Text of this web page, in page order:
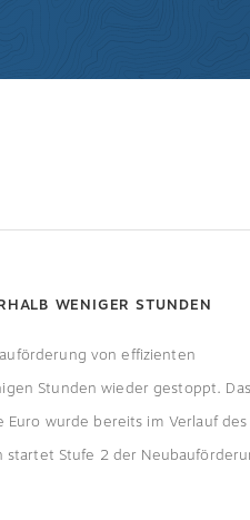
WENIGER STUNDEN
von effizienten
Stunden wieder gestoppt. Das
wurde bereits im Verlauf des
Stufe 2 der